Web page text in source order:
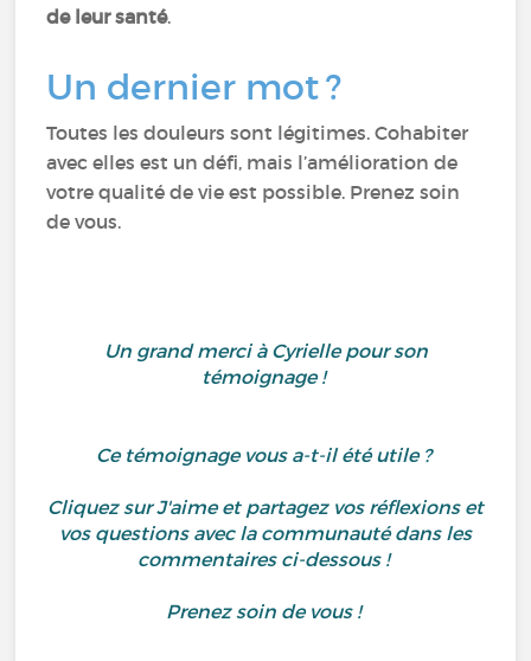
de leur santé.
Un dernier mot ?
Toutes les douleurs sont légitimes. Cohabiter
avec elles est un défi, mais l’amélioration de
votre qualité de vie est possible. Prenez soin
de vous.
Un grand merci à Cyrielle pour son
témoignage !
Ce témoignage vous a-t-il été utile ?
Cliquez sur J'aime et partagez vos réflexions et
vos questions avec la communauté dans les
commentaires ci-dessous !
Prenez soin de vous !